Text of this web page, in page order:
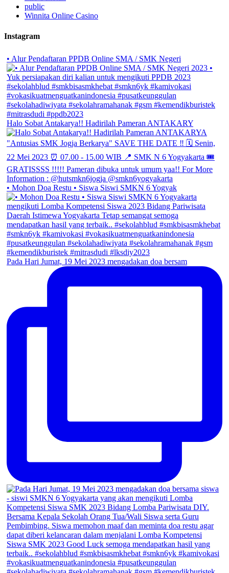
public
Winnita Online Casino
Instagram
• Alur Pendaftaran PPDB Online SMA / SMK Negeri
Halo Sobat Antakarya!! Hadirilah Pameran ANTAKARY
• Mohon Doa Restu • Siswa Siswi SMKN 6 Yogyak
Pada Hari Jumat, 19 Mei 2023 mengadakan doa bersam